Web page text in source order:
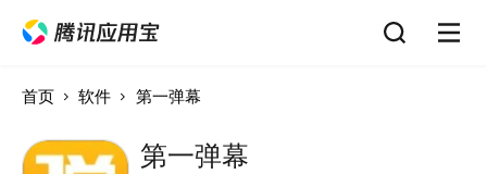
首页 软件 第一弹幕
第一弹幕